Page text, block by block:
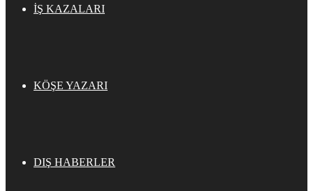
İŞ KAZALARI
KÖŞE YAZARI
DIŞ HABERLER